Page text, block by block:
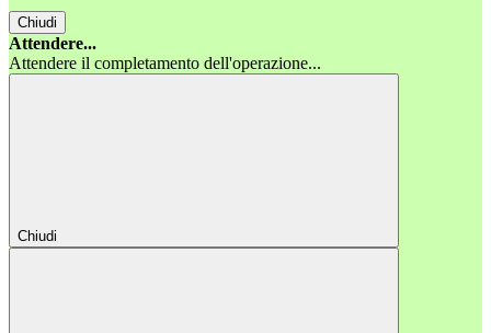
Chiudi
Attendere...
Attendere il completamento dell'operazione...
Chiudi